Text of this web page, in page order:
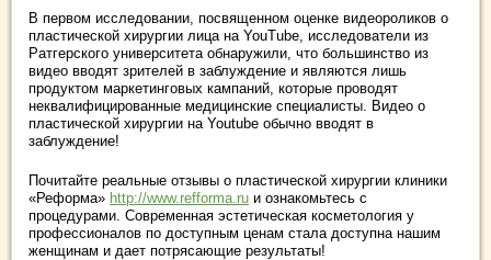
В первом исследовании, посвященном оценке видеороликов о
пластической хирургии лица на YouTube, исследователи из
Ратгерского университета обнаружили, что большинство из
видео вводят зрителей в заблуждение и являются лишь
продуктом маркетинговых кампаний, которые проводят
неквалифицированные медицинские специалисты. Видео о
пластической хирургии на Youtube обычно вводят в
заблуждение!
Почитайте реальные отзывы о пластической хирургии клиники
«Реформа» http://www.refforma.ru и ознакомьтесь с
процедурами. Современная эстетическая косметология у
профессионалов по доступным ценам стала доступна нашим
женщинам и дает потрясающие результаты!